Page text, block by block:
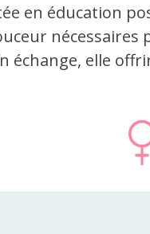
en éducation
nécessaires
échange, elle